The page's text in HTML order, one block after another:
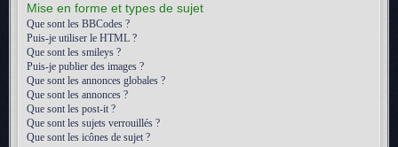
Mise en forme et types de sujet
Que sont les BBCodes ?
Puis-je utiliser le HTML ?
Que sont les smileys ?
Puis-je publier des images ?
Que sont les annonces globales ?
Que sont les annonces ?
Que sont les post-it ?
Que sont les sujets verrouillés ?
Que sont les icônes de sujet ?